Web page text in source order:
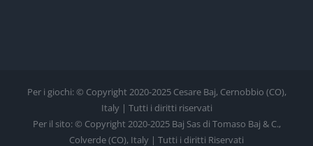
Per i giochi: © Copyright 2020-2025 Cesare Baj, Cernobbio (CO),
Italy | Tutti i diritti riservati
Per il sito: © Copyright 2020-2025 Baj Sas di Tomaso Baj & C.,
Colverde (CO), Italy | Tutti i diritti Riservati